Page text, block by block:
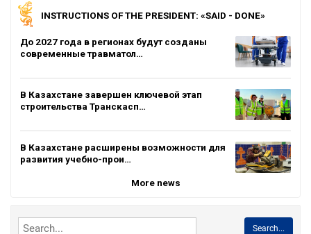
INSTRUCTIONS OF THE PRESIDENT: «SAID - DONE»
До 2027 года в регионах будут созданы
современные травматол…
В Казахстане завершен ключевой этап
строительства Транскасп…
В Казахстане расширены возможности для
развития учебно-прои…
More news
Search...